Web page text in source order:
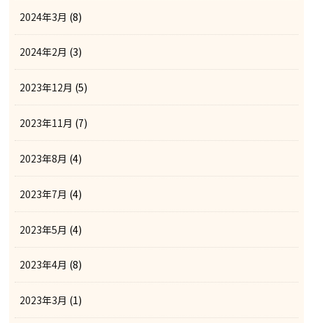
2024年3月 (8)
2024年2月 (3)
2023年12月 (5)
2023年11月 (7)
2023年8月 (4)
2023年7月 (4)
2023年5月 (4)
2023年4月 (8)
2023年3月 (1)